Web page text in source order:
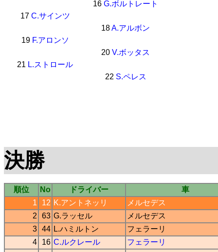
16 G.ボルトレート
17 C.サインツ
18A.アルボン
19 F.アロンソ
20 V.ボッタス
21 L.ストロール
22 S.ペレス
決勝
順位 No ドライバー
車
1
12 K.アントネッリ
メルセデス
2
63 G.ラッセル
メルセデス
3 44 L.ハミルトン
フェラーリ
4
16 C.ルクレール
フェラーリ